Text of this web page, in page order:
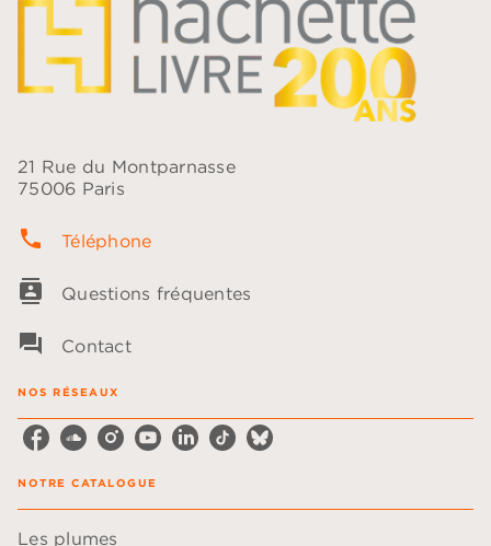
21 Rue du Montparnasse
75006 Paris
phone Téléphone
contacts Questions fréquentes
question_answer Contact
NOS RÉSEAUX
NOTRE CATALOGUE
Les plumes